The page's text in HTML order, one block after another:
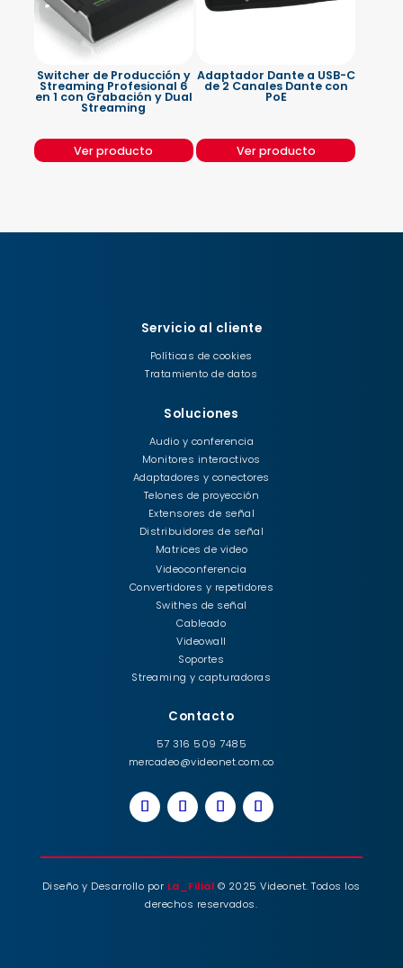
Switcher de Producción y
Streaming Profesional 6
en 1 con Grabación y Dual
Streaming
Ver producto
Adaptador Dante a USB-C
de 2 Canales Dante con
PoE
Ver producto
Servicio al cliente
Políticas de cookies
Tratamiento de datos
Soluciones
Audio y conferencia
Monitores interactivos
Adaptadores y conectores
Telones de proyección
Extensores de señal
Distribuidores de señal
Matrices de video
Videoconferencia
Convertidores y repetidores
Swithes de señal
Cableado
Videowall
Soportes
Streaming y capturadoras
Contacto
57 316 509 7485
mercadeo@videonet.com.co
Diseño y Desarrollo por La_Filial © 2025 Videonet. Todos los
derechos reservados.